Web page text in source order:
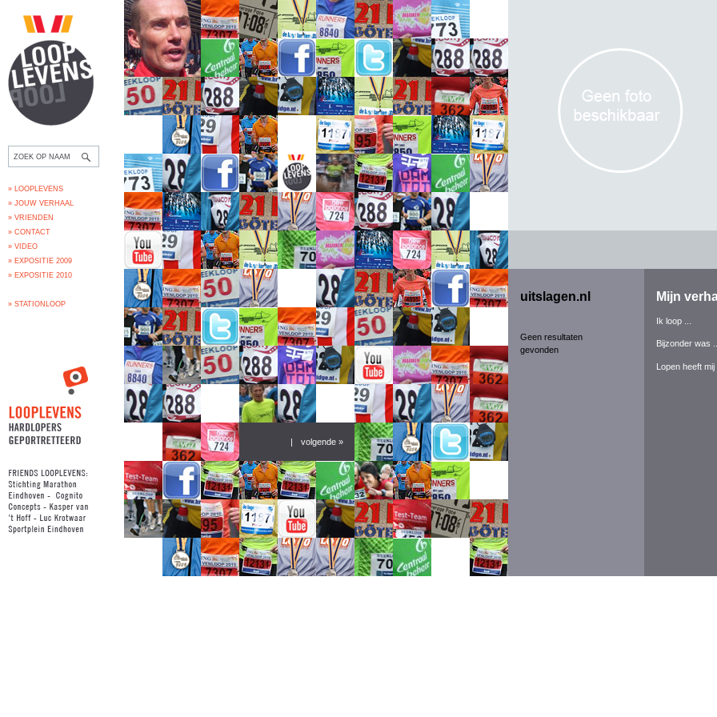
uitslagen.nl
Geen resultaten
gevonden
Mijn
Ik loop ...
Bijzonder was ...
Lopen heeft mij
» LOOPLEVENS
» JOUW VERHAAL
» VRIENDEN
» CONTACT
» VIDEO
» EXPOSITIE 2009
» EXPOSITIE 2010
» STATIONLOOP
| volgende »